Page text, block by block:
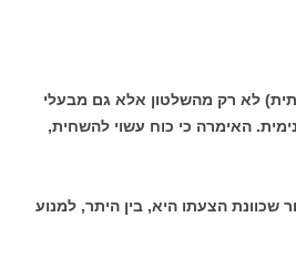
לא רק מהשלטון אלא גם מבעלי
האימרה כי כוח עשוי להשחית,
הצעתו היא, בין היתר, למנוע